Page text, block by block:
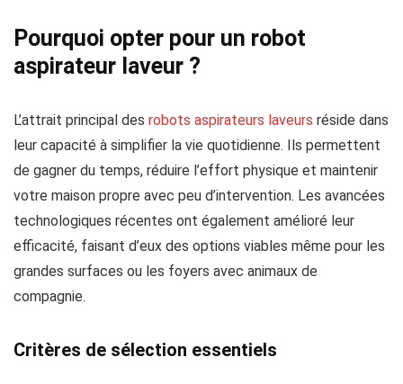
Pourquoi opter pour un robot
aspirateur laveur ?
L’attrait principal des robots aspirateurs laveurs réside dans
leur capacité à simplifier la vie quotidienne. Ils permettent
de gagner du temps, réduire l’effort physique et maintenir
votre maison propre avec peu d’intervention. Les avancées
technologiques récentes ont également amélioré leur
efficacité, faisant d’eux des options viables même pour les
grandes surfaces ou les foyers avec animaux de
compagnie.
Critères de sélection essentiels